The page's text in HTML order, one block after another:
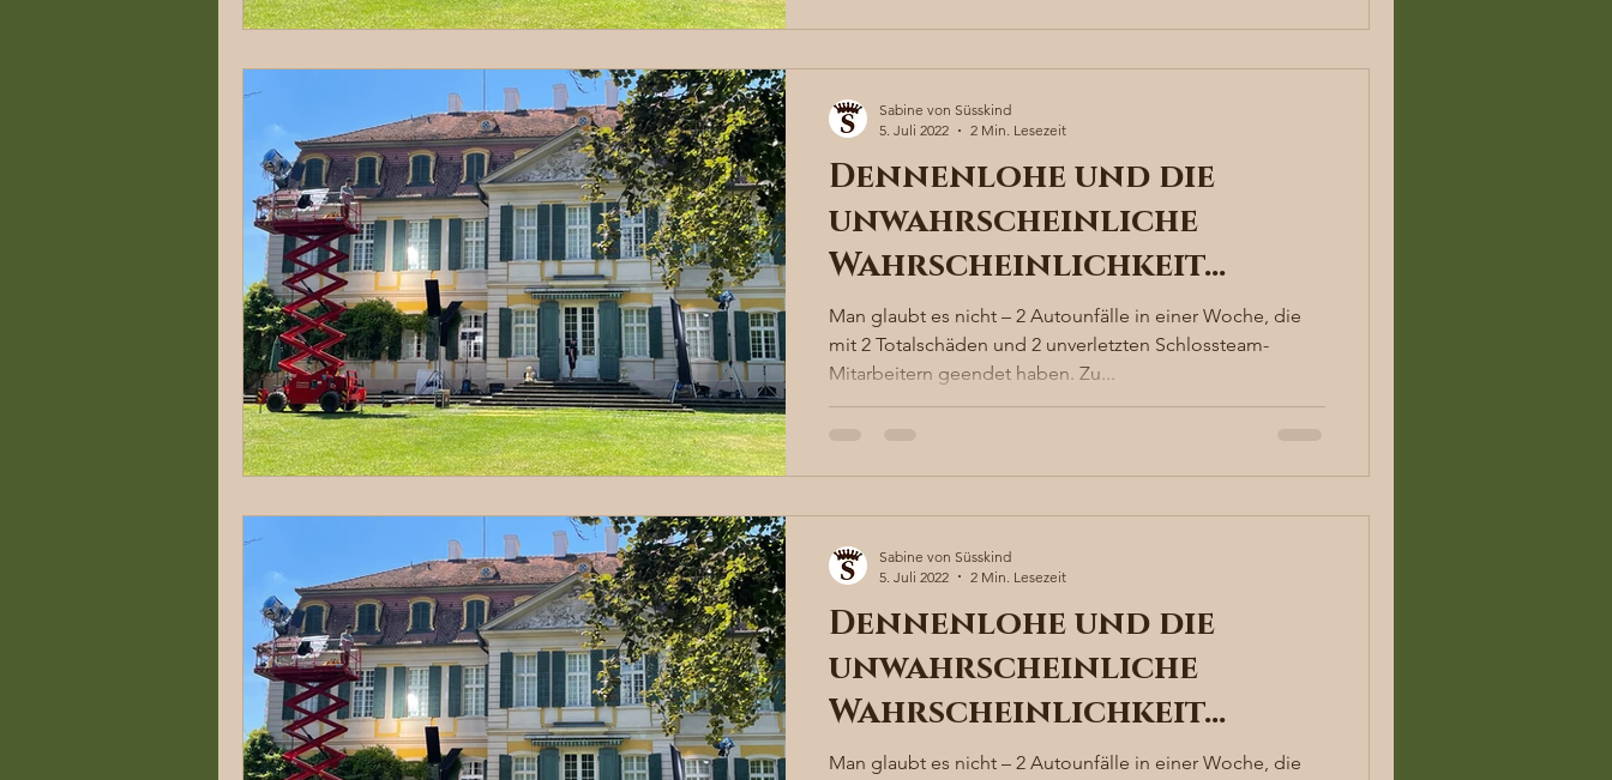
Dennenlohe und die
unwahrscheinliche
Wahrscheinlichkeit…
Man glaubt es nicht – 2 Autounfälle in einer Woche, die
mit 2 Totalschäden und 2 unverletzten Schlossteam-
Mitarbeitern geendet haben. Zu...
Sabine von Süsskind
5. Juli 2022
2 Min. Lesezeit
Dennenlohe und die
unwahrscheinliche
Wahrscheinlichkeit…
Man glaubt es nicht – 2 Autounfälle in einer Woche, die
Sabine von Süsskind
5. Juli 2022
2 Min. Lesezeit